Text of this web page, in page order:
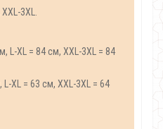
3XL.
L-XL = 84 см, XXL-3XL = 84
XL = 63 см, XXL-3XL = 64